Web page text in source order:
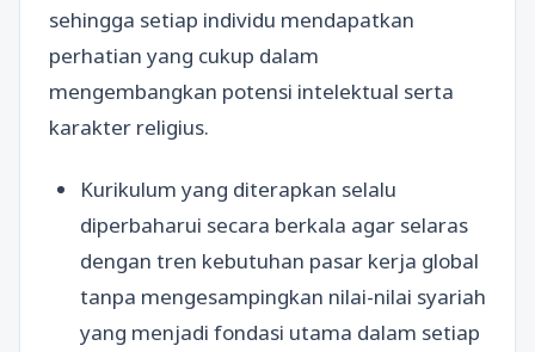
sehingga setiap individu mendapatkan
perhatian yang cukup dalam
mengembangkan potensi intelektual serta
karakter religius.
Kurikulum yang diterapkan selalu
diperbaharui secara berkala agar selaras
dengan tren kebutuhan pasar kerja global
tanpa mengesampingkan nilai-nilai syariah
yang menjadi fondasi utama dalam setiap